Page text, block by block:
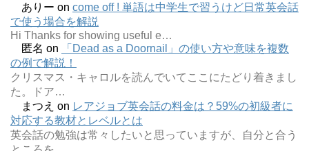
ありー on come off ! 単語は中学生で習うけど日常英会話
で使う場合を解説
Hi Thanks for showing useful e…
匿名 on
「Dead as a Doornail」の使い方や意味を複数
の例で解説！
クリスマス・キャロルを読んでいてここにたどり着きまし
た。ドア…
まつえ on レアジョブ英会話の料金は？59%の初級者に
対応する教材とレベルとは
英会話の勉強は常々したいと思っていますが、自分と合う